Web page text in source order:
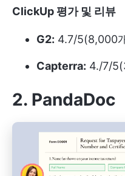
ClickUp 평가 및 리뷰
G2: 4.7/5(8,000
Capterra: 4./7/
2. PandaDoc